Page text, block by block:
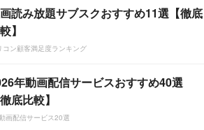
読み放題サブスクおすすめ11選【徹底
】
コン顧客満足度ランキング
年動画配信サービスおすすめ40選
徹底比較】
画配信サービス20選